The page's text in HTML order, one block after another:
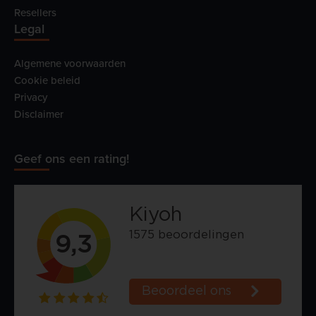
Resellers
Legal
Algemene voorwaarden
Cookie beleid
Privacy
Disclaimer
Geef ons een rating!